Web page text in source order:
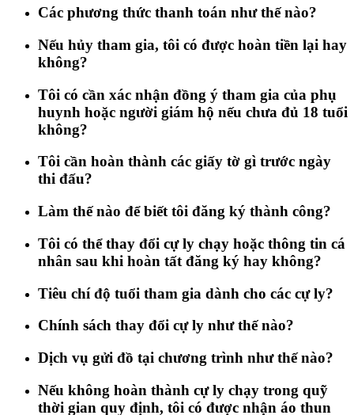
Các phương thức thanh toán như thế nào?
Nếu hủy tham gia, tôi có được hoàn tiền lại hay
không?
Tôi có cần xác nhận đồng ý tham gia của phụ
huynh hoặc người giám hộ nếu chưa đủ 18 tuổi
không?
Tôi cần hoàn thành các giấy tờ gì trước ngày
thi đấu?
Làm thế nào để biết tôi đăng ký thành công?
Tôi có thể thay đổi cự ly chạy hoặc thông tin cá
nhân sau khi hoàn tất đăng ký hay không?
Tiêu chí độ tuổi tham gia dành cho các cự ly?
Chính sách thay đổi cự ly như thế nào?
Dịch vụ gửi đồ tại chương trình như thế nào?
Nếu không hoàn thành cự ly chạy trong quỹ
thời gian quy định, tôi có được nhận áo thun